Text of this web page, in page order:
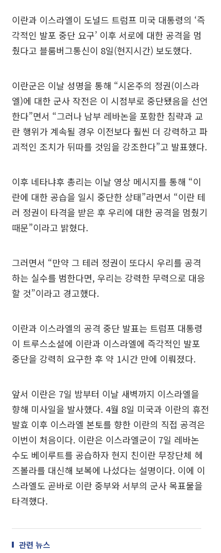
이란과 이스라엘이 도널드 트럼프 미국 대통령의 ‘즉
각적인 발포 중단 요구’ 이후 서로에 대한 공격을 멈
췄다고 블룸버그통신이 8일(현지시간) 보도했다.
이란군은 이날 성명을 통해 “시온주의 정권(이스라
엘)에 대한 군사 작전은 이 시점부로 중단됐음을 선언
한다”면서 “그러나 남부 레바논을 포함한 침략과 교
란 행위가 계속될 경우 이전보다 훨씬 더 강력하고 파
괴적인 조치가 뒤따를 것임을 강조한다”고 발표했다.
이후 네타냐후 총리는 이날 영상 메시지를 통해 “이
란에 대한 공습을 일시 중단한 상태”라면서 “이란 테
러 정권이 타격을 받은 후 우리에 대한 공격을 멈췄기
때문”이라고 밝혔다.
그러면서 “만약 그 테러 정권이 또다시 우리를 공격
하는 실수를 범한다면, 우리는 강력한 무력으로 대응
할 것”이라고 경고했다.
이란과 이스라엘의 공격 중단 발표는 트럼프 대통령
이 트루스소셜에 이란과 이스라엘에 즉각적인 발포
중단을 강력히 요구한 후 약 1시간 만에 이뤄졌다.
앞서 이란은 7일 밤부터 이날 새벽까지 이스라엘을
향해 미사일을 발사했다. 4월 8일 미국과 이란의 휴전
발효 이후 이스라엘 본토를 향한 이란의 직접 공격은
이번이 처음이다. 이란은 이스라엘군이 7일 레바논
수도 베이루트를 공습하자 현지 친이란 무장단체 헤
즈볼라를 대신해 보복에 나섰다는 설명이다. 이에 이
스라엘도 곧바로 이란 중부와 서부의 군사 목표물을
타격했다.
관련 뉴스